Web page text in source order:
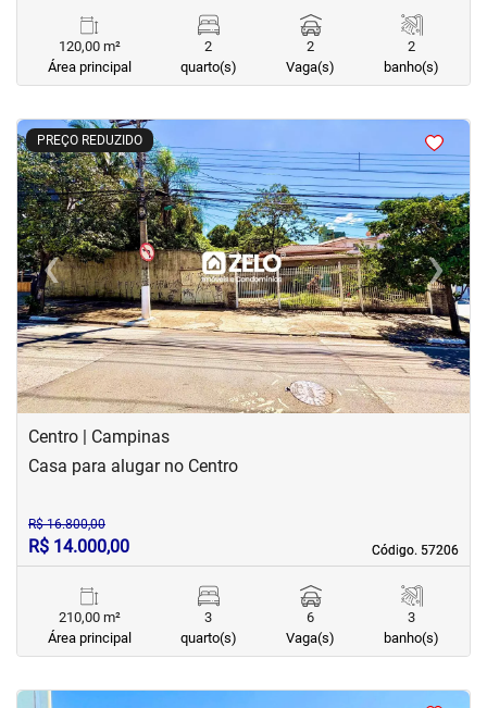
120,00 m²
Área principal
2
quarto(s)
2
Vaga(s)
2
banho(s)
PREÇO REDUZIDO
<<<<
‹Previous ›Next
Centro | Campinas
Código. 57206
Código. 57206
Casa para alugar no Centro
R$ 16.800,00
R$ 14.000,00
210,00 m²
Área principal
3
quarto(s)
6
Vaga(s)
3
banho(s)
< <